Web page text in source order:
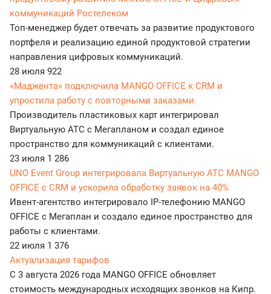
коммуникаций Ростелеком
Топ-менеджер будет отвечать за развитие продуктового
портфеля и реализацию единой продуктовой стратегии
направления цифровых коммуникаций.
28 июля 922
«Маджента» подключила MANGO OFFICE к CRM и
упростила работу с повторными заказами
Производитель пластиковых карт интегрировал
Виртуальную АТС с Мегапланом и создал единое
пространство для коммуникаций с клиентами.
23 июля 1 286
UNO Event Group интегрировала Виртуальную АТС MANGO
OFFICE с CRM и ускорила обработку заявок на 40%
Ивент-агентство интегрировало IP-телефонию MANGO
OFFICE с Мегаплан и создало единое пространство для
работы с клиентами.
22 июля 1 376
Актуализация тарифов
С 3 августа 2026 года MANGO OFFICE обновляет
стоимость международных исходящих звонков на Кипр.